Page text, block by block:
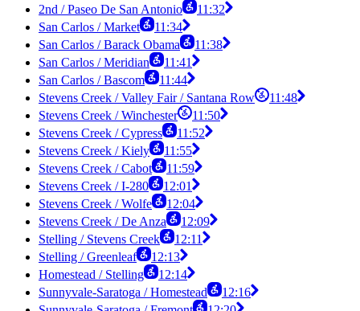
2nd / Paseo De San Antonio
11:32
San Carlos / Market
11:34
San Carlos / Barack Obama
11:38
San Carlos / Meridian
11:41
San Carlos / Bascom
11:44
Stevens Creek / Valley Fair / Santana Row
11:48
Stevens Creek / Winchester
11:50
Stevens Creek / Cypress
11:52
Stevens Creek / Kiely
11:55
Stevens Creek / Cabot
11:59
Stevens Creek / I-280
12:01
Stevens Creek / Wolfe
12:04
Stevens Creek / De Anza
12:09
Stelling / Stevens Creek
12:11
Stelling / Greenleaf
12:13
Homestead / Stelling
12:14
Sunnyvale-Saratoga / Homestead
12:16